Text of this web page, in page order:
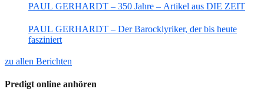
PAUL GERHARDT – 350 Jahre – Artikel aus DIE ZEIT
PAUL GERHARDT – Der Barocklyriker, der bis heute
fasziniert
zu allen Berichten
Predigt online anhören